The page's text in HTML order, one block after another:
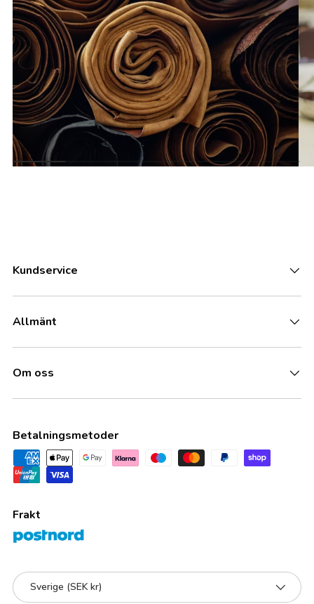
Kundservice
Allmänt
Om oss
Betalningsmetoder
Frakt
Land/Region
Sverige (SEK kr)